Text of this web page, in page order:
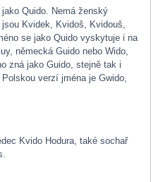
Quido. Nemá ženský
Kvidek, Kvidoš, Kvidouš,
se jako Quido vyskytuje i na
německá Guido nebo Wido,
zná jako Guido, stejně tak i
verzí jména je Gwido,
Kvido Hodura, také sochař